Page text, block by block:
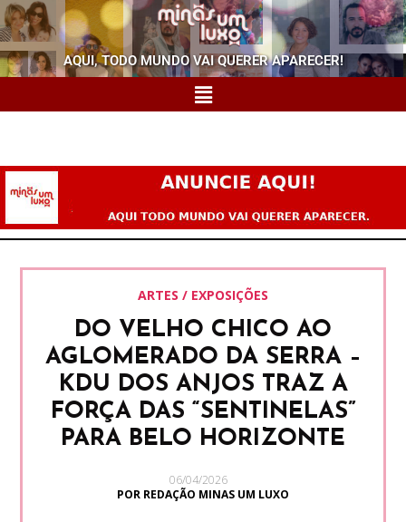
AQUI, TODO MUNDO VAI QUERER APARECER!
ARTES / EXPOSIÇÕES
DO VELHO CHICO AO
AGLOMERADO DA SERRA –
KDU DOS ANJOS TRAZ A
FORÇA DAS “SENTINELAS”
PARA BELO HORIZONTE
06/04/2026
POR REDAÇÃO MINAS UM LUXO